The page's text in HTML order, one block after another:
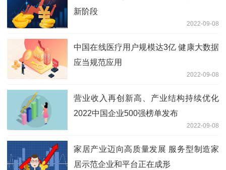
新阶段
2022-09-08
中国在线医疗用户规模达3亿 健康大数据
应当规范应用
2022-09-08
营业收入再创新高、产业结构持续优化
2022中国企业500强榜单发布
2022-09-08
家居产业迈向高质量发展 服务型制造家
居示范企业和平台正在成形